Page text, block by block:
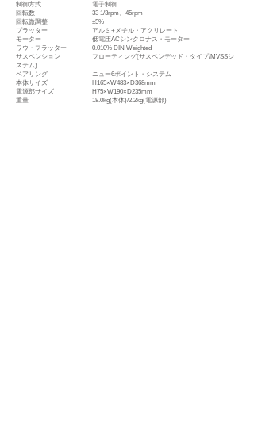
制御方式 電子制御
回転数 33 1/3rpm、45rpm
回転微調整 ±5%
プラッター アルミ+メチル・アクリレート
モーター 低電圧ACシンクロナス・モーター
ワウ・フラッター 0.010% DIN Weighted
サスペンション フローティング(サスペンデッド・タイプ/MVSSシ
ステム)
ベアリング ニュー6ポイント・システム
本体サイズ H165×W483×D368mm
電源部サイズ H75×W190×D235mm
重量 18.0kg(本体)/2.2kg(電源部)